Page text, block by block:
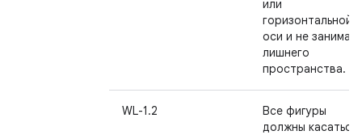
или
горизонтальной
оси и не
лишнего
пространства.
WL-1.2
Все фигуры
должны касаться